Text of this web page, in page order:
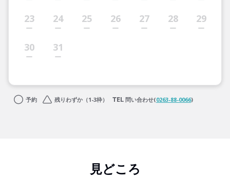
23 24 25 26 27 28 29
30 31
予約 残りわずか（1-3枠） 問い合わせ(0263-88-0066)
見どころ